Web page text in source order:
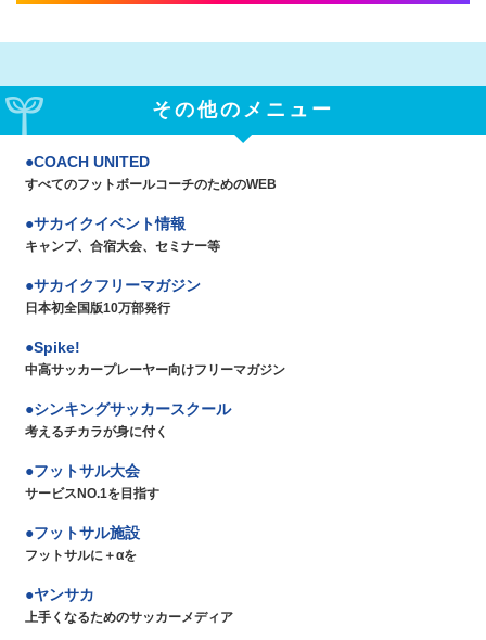
その他のメニュー
COACH UNITED
すべてのフットボールコーチのためのWEB
サカイクイベント情報
キャンプ、合宿大会、セミナー等
サカイクフリーマガジン
日本初全国版10万部発行
Spike!
中高サッカープレーヤー向けフリーマガジン
シンキングサッカースクール
考えるチカラが身に付く
フットサル大会
サービスNO.1を目指す
フットサル施設
フットサルに＋αを
ヤンサカ
上手くなるためのサッカーメディア